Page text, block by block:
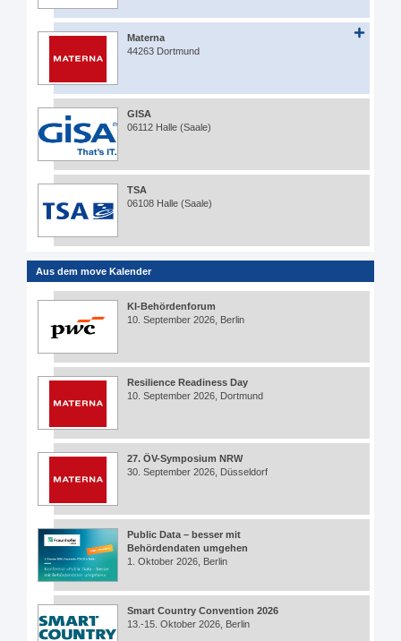
Materna
44263 Dortmund
GISA
06112 Halle (Saale)
TSA
06108 Halle (Saale)
Aus dem move Kalender
KI-Behördenforum
10. September 2026, Berlin
Resilience Readiness Day
10. September 2026, Dortmund
27. ÖV-Symposium NRW
30. September 2026, Düsseldorf
Public Data – besser mit
Behördendaten umgehen
1. Oktober 2026, Berlin
Smart Country Convention 2026
13.-15. Oktober 2026, Berlin